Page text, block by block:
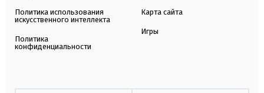
Политика использования
искусственного интеллекта
Политика
конфиденциальности
Карта сайта
Игры